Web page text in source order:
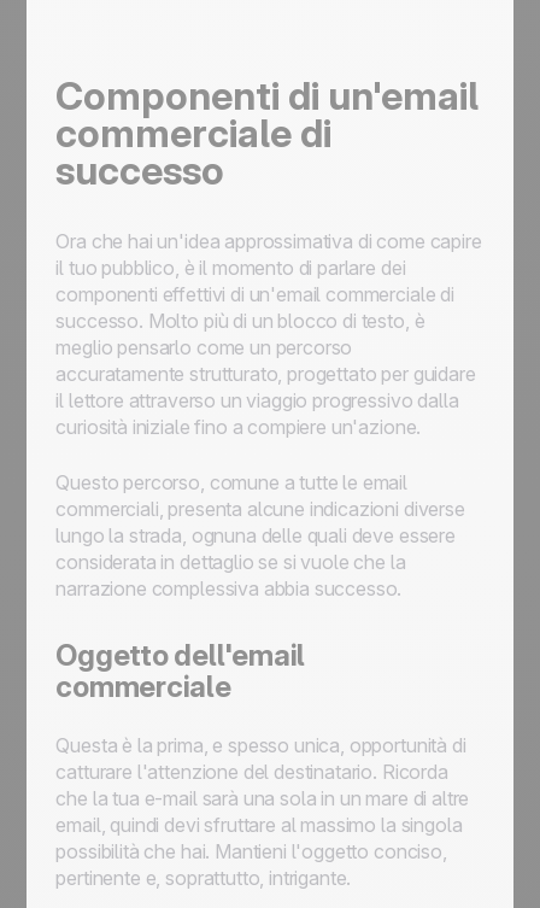
Componenti di un'email
commerciale di
successo
Ora che hai un'idea approssimativa di come capire
il tuo pubblico, è il momento di parlare dei
componenti effettivi di un'email commerciale di
successo. Molto più di un blocco di testo, è
meglio pensarlo come un percorso
accuratamente strutturato, progettato per guidare
il lettore attraverso un viaggio progressivo dalla
curiosità iniziale fino a compiere un'azione.
Questo percorso, comune a tutte le email
commerciali, presenta alcune indicazioni diverse
lungo la strada, ognuna delle quali deve essere
considerata in dettaglio se si vuole che la
narrazione complessiva abbia successo.
Oggetto dell'email
commerciale
Questa è la prima, e spesso unica, opportunità di
catturare l'attenzione del destinatario. Ricorda
che la tua e-mail sarà una sola in un mare di altre
email, quindi devi sfruttare al massimo la singola
possibilità che hai. Mantieni l'oggetto conciso,
pertinente e, soprattutto, intrigante.